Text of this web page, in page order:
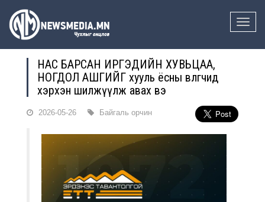
Toggle
НАС БАРСАН ИРГЭДИЙН ХУВЬЦАА,
НОГДОЛ АШГИЙГ хууль ёсны өвлөгчид
хэрхэн шилжүүлж авах вэ
2026-05-26 Байгаль орчин